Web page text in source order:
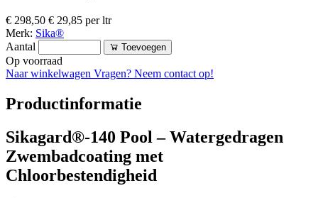
€ 298,50 € 29,85 per ltr
Merk: Sika®
Aantal
Toevoegen
Op voorraad
Naar winkelwagen Vragen? Neem contact op!
Productinformatie
Sikagard®-140 Pool – Watergedragen
Zwembadcoating met
Chloorbestendigheid